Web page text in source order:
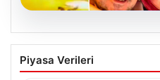
07.08.2026
Nilda Müge Şahin
Gelişmeler ve Yeni
Piyasa Verileri